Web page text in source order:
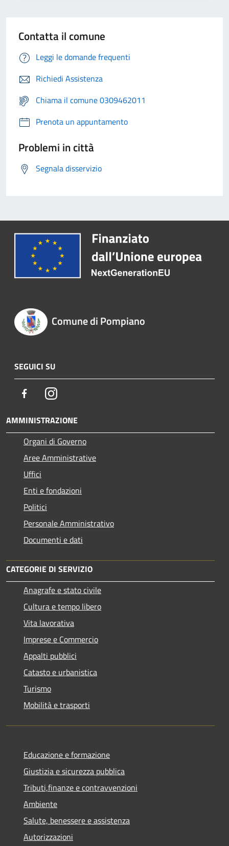
Contatta il comune
Leggi le domande frequenti
Richiedi Assistenza
Chiama il comune 0309462011
Prenota un appuntamento
Problemi in città
Segnala disservizio
Comune di Pompiano
SEGUICI SU
FacebookInstagram
AMMINISTRAZIONE
Organi di Governo
Aree Amministrative
Uffici
Enti e fondazioni
Politici
Personale Amministrativo
Documenti e dati
CATEGORIE DI SERVIZIO
Anagrafe e stato civile
Cultura e tempo libero
Vita lavorativa
Imprese e Commercio
Appalti pubblici
Catasto e urbanistica
Turismo
Mobilità e trasporti
Educazione e formazione
Giustizia e sicurezza pubblica
Tributi,finanze e contravvenzioni
Ambiente
Salute, benessere e assistenza
Autorizzazioni